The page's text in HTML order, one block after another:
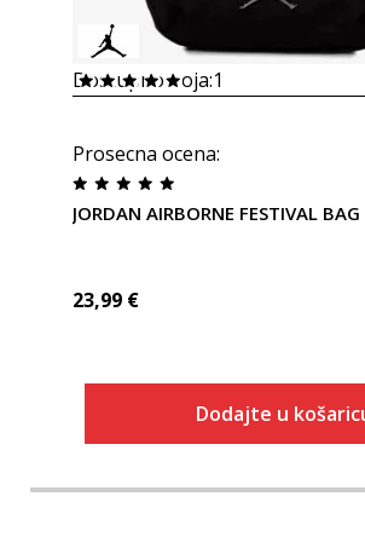
Dostupno boja:1
Prosecna ocena:
JORDAN AIRBORNE FESTIVAL BAG
23,99 €
Dodajte u